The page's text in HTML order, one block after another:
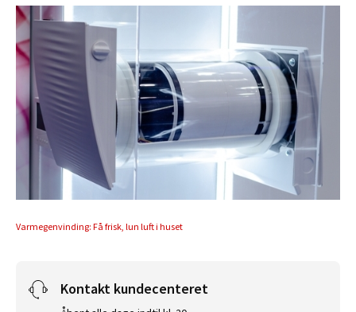
Varmegenvinding: Få frisk, lun luft i huset
Kontakt kundecenteret